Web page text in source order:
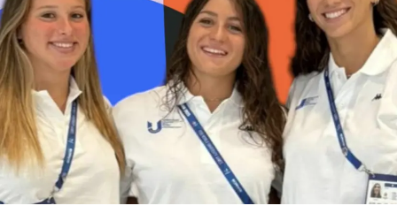
CULTURA
AMBIENTE
Streaming
LAC TV
LAC NETWORK
LAC ONAIR